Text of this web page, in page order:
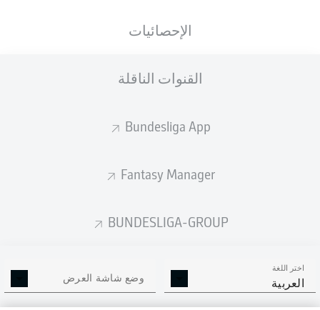
الإحصائيات
القنوات الناقلة
Bundesliga App
Fantasy Manager
BUNDESLIGA-GROUP
اختر اللغة
العربية وضع شاشة العرض